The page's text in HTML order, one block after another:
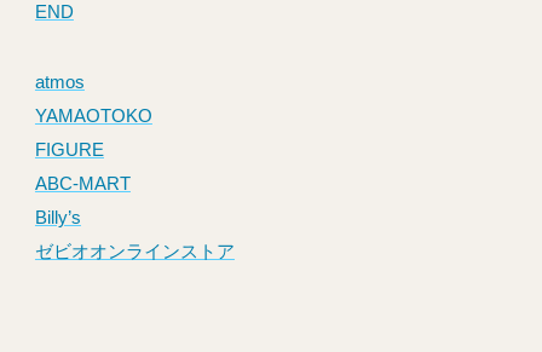
END
atmos
YAMAOTOKO
FIGURE
ABC-MART
Billy’s
ゼビオオンラインストア